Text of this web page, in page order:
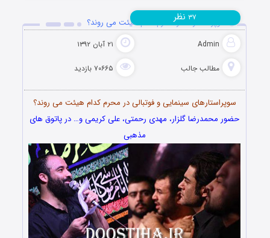
سوپر استارها در محرم کدام هیئت می روند؟
Admin ۲۱ آبان ۱۳۹۲
مطالب جالب ۷۰۶۶۵ بازدید
۳۷ نظر
سوپراستارهای سینمایی و فوتبالی در محرم کدام هیئت می روند؟
حضور محمدرضا گلزار، مهدی رحمتی، علی کریمی و… در پاتوق های
مذهبی